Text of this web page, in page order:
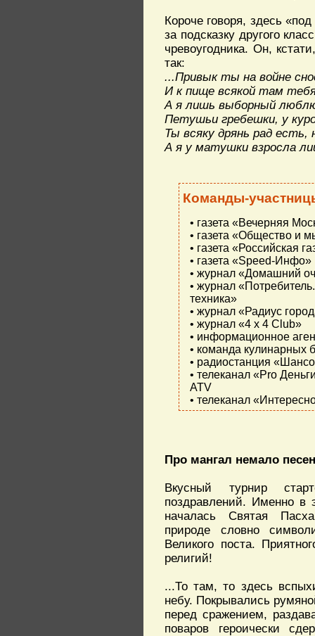
Короче говоря, здесь
за подсказку другого
чревоугодника. Он,
так:
...Привык ты на войне
И к пище всякой там
А я лишь выборный люблю
Петушьи гребешки, у
Ты всяку дрянь рад есть,
А я у матушки взросла
Команды-
• газета «Вечерняя
• газета «Общество и
• газета «Российская
• газета «Speed-Инфо»
• журнал «Домашний
• журнал
техника»
• журнал «Радиус
• журнал «4 х 4 Club»
• информационное
• команда кулинарных
• радиостанция
• телеканал «Pro
ATV
• телеканал
Про мангал немало
Вкусный турнир
поздравлений. Именно в
началась Святая
природе словно
Великого поста.
религий!
...То там, то здесь
небу. Покрывались
перед сражением,
поваров героически